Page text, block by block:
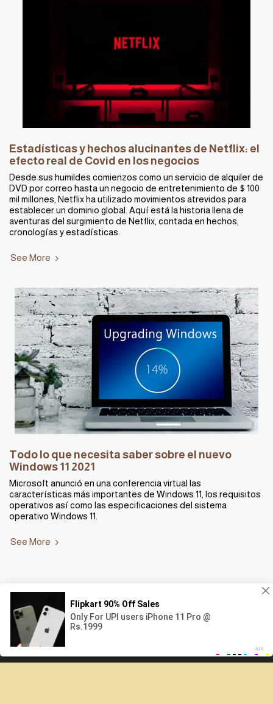
Este sitio web usa cookies para optimizar la experiencia del
Estadísticas y hechos alucinantes de Netflix: el
efecto real de Covid en los negocios
Desde sus humildes comienzos como un servicio de alquiler de
DVD por correo hasta un negocio de entretenimiento de $ 100
mil millones, Netflix ha utilizado movimientos atrevidos para
establecer un dominio global. Aquí está la historia llena de
aventuras del surgimiento de Netflix, contada en hechos,
cronologías y estadísticas.
See More
Todo lo que necesita saber sobre el nuevo
Windows 11 2021
Microsoft anunció en una conferencia virtual las
características más importantes de Windows 11, los requisitos
operativos así como las especificaciones del sistema
operativo Windows 11.
See More